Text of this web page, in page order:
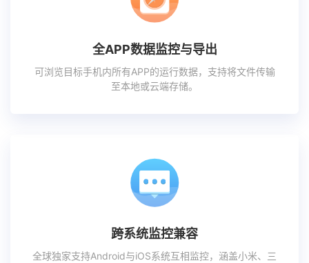
全APP数据监控与导出
可浏览目标手机内所有APP的运行数据，支持将文件传输
至本地或云端存储。
跨系统监控兼容
全球独家支持Android与iOS系统互相监控，涵盖小米、三